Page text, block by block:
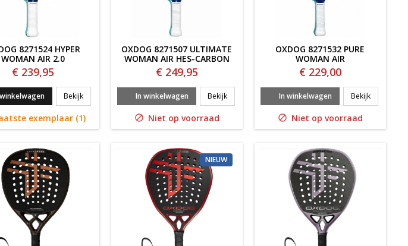
8271524 HYPER
WOMAN AIR 2.0
€ 239,95
BekijkOxdog 8271524 HYPER WOMAN AIR 2.0
exemplaar (1)
OXDOG 8271507 ULTIMATE
WOMAN AIR HES-CARBON
€ 249,95
In winkelwagen BekijkOxdog 8271507 ULTIMATE WOMAN AIR HES-CARBON
 Niet op voorraad
OXDOG 8271532 PURE
WOMAN AIR
€ 229,00
In winkelwagen BekijkOxdog
 Niet op voorraad
NIEUW